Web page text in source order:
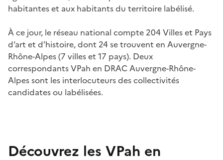
habitantes et aux habitants du territoire labélisé.
À ce jour, le réseau national compte 204 Villes et Pays
d’art et d’histoire, dont 24 se trouvent en Auvergne-
Rhône-Alpes (7 villes et 17 pays). Deux
correspondants VPah en DRAC Auvergne-Rhône-
Alpes sont les interlocuteurs des collectivités
candidates ou labélisées.
Découvrez les VPah en